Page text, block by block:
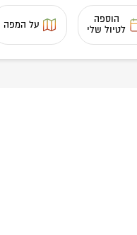
הוספה
לטיול שלי
על המפה